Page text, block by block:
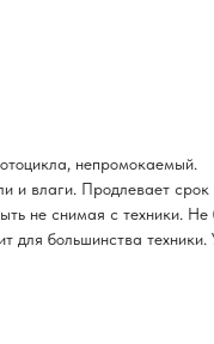
непромокаемый.
и влаги. Продлевает
не снимая с техники. Не
для большинства